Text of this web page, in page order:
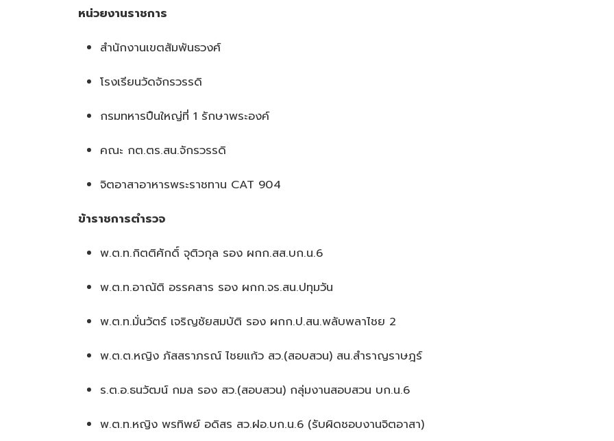
หน่วยงานราชการ
สำนักงานเขตสัมพันธวงศ์
โรงเรียนวัดจักรวรรดิ
กรมทหารปืนใหญ่ที่ 1 รักษาพระองค์
คณะ กต.ตร.สน.จักรวรรดิ
จิตอาสาอาหารพระราชทาน CAT 904
ข้าราชการตำรวจ
พ.ต.ท.กิตติศักดิ์ จุติวกุล รอง ผกก.สส.บก.น.6
พ.ต.ท.อาณัติ อรรคสาร รอง ผกก.จร.สน.ปทุมวัน
พ.ต.ท.มั่นวัตร์ เจริญชัยสมบัติ รอง ผกก.ป.สน.พลับพลาไชย 2
พ.ต.ต.หญิง ภัสสราภรณ์ ไชยแก้ว สว.(สอบสวน) สน.สำราญราษฎร์
ร.ต.อ.ธนวัฒน์ กมล รอง สว.(สอบสวน) กลุ่มงานสอบสวน บก.น.6
พ.ต.ท.หญิง พรทิพย์ อดิสร สว.ฝอ.บก.น.6 (รับผิดชอบงานจิตอาสา)